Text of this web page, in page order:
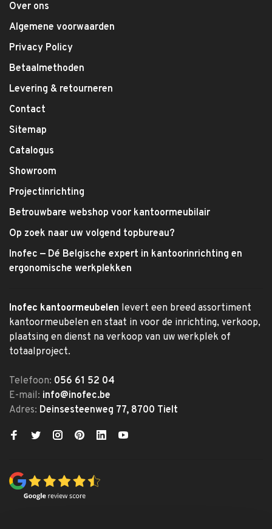
Over ons
Algemene voorwaarden
Privacy Policy
Betaalmethoden
Levering & retourneren
Contact
Sitemap
Catalogus
Showroom
Projectinrichting
Betrouwbare webshop voor kantoormeubilair
Op zoek naar uw volgend topbureau?
Inofec — Dé Belgische expert in kantoorinrichting en
ergonomische werkplekken
Inofec kantoormeubelen levert een breed assortiment
kantoormeubelen en staat in voor de inrichting, verkoop,
plaatsing en dienst na verkoop van uw werkplek of
totaalproject.
Telefoon: 056 61 52 04
E-mail: info@inofec.be
Adres: Deinsesteenweg 77, 8700 Tielt